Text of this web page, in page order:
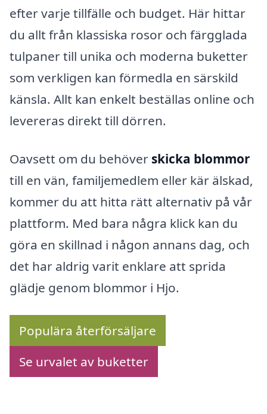
efter varje tillfälle och budget. Här hittar
du allt från klassiska rosor och färgglada
tulpaner till unika och moderna buketter
som verkligen kan förmedla en särskild
känsla. Allt kan enkelt beställas online och
levereras direkt till dörren.
Oavsett om du behöver skicka blommor
till en vän, familjemedlem eller kär älskad,
kommer du att hitta rätt alternativ på vår
plattform. Med bara några klick kan du
göra en skillnad i någon annans dag, och
det har aldrig varit enklare att sprida
glädje genom blommor i Hjo.
Populära återförsäljare
Se urvalet av buketter